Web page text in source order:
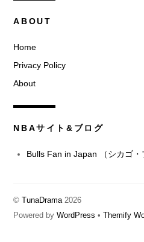
ABOUT
Home
Privacy Policy
About
NBAサイト&ブログ
Bulls Fan in Japan （シカゴ・
©TunaDrama2026
Powered byWordPress •Themify